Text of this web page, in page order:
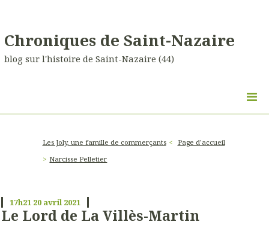
Chroniques de Saint-Nazaire
blog sur l'histoire de Saint-Nazaire (44)
Les Joly, une famille de commerçants
Page d'accueil
Narcisse Pelletier
17h21 20 avril 2021
Le Lord de La Villès-Martin